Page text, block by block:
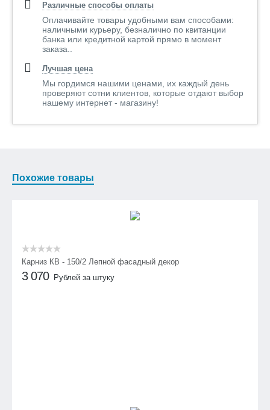
Различные способы оплаты
Оплачивайте товары удобными вам способами:
наличными курьеру, безналично по квитанции
банка или кредитной картой прямо в момент
заказа..
Лучшая цена
Мы гордимся нашими ценами, их каждый день
проверяют сотни клиентов, которые отдают выбор
нашему интернет - магазину!
Похожие товары
Карниз КВ - 150/2 Лепной фасадный декор
3 070 Рублей за штуку